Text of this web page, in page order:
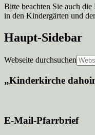
Bitte beachten Sie auch
in den Kindergärten und
Haupt-Sidebar
Webseite durchsuchen
„Kinderkirche
E-Mail-Pfarrbrief